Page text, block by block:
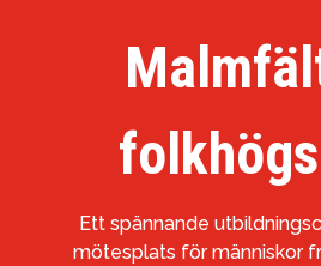
Ett spännande
mötesplats för människor